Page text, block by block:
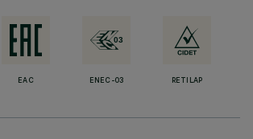
EAC ENEC-03 RETILAP